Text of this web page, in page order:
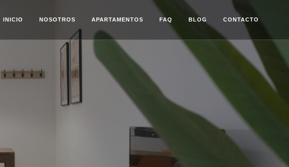
INICIO NOSOTROS APARTAMENTOS FAQ BLOG CONTACTO